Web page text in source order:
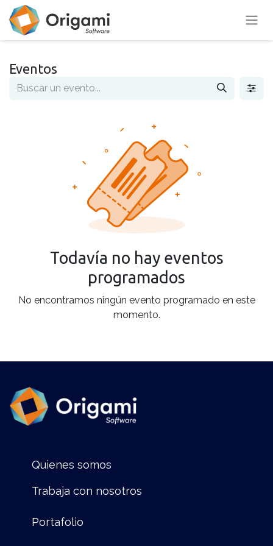
Ir al contenido
Eventos
Todavía no hay eventos
programados
No encontramos ningún evento programado en este
momento.
Quienes somos
Trabaja con nosotros
Portafolio